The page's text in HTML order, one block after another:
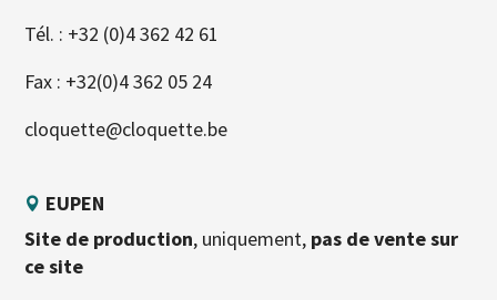
Tél. : +32 (0)4 362 42 61
Fax : +32(0)4 362 05 24
cloquette@cloquette.be
EUPEN
Site de production, uniquement, pas de vente sur
ce site